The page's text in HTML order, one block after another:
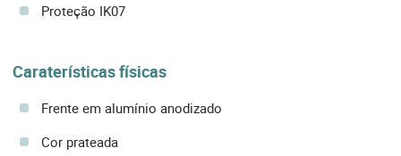
Proteção IK07
Caraterísticas físicas
Frente em alumínio anodizado
Cor prateada